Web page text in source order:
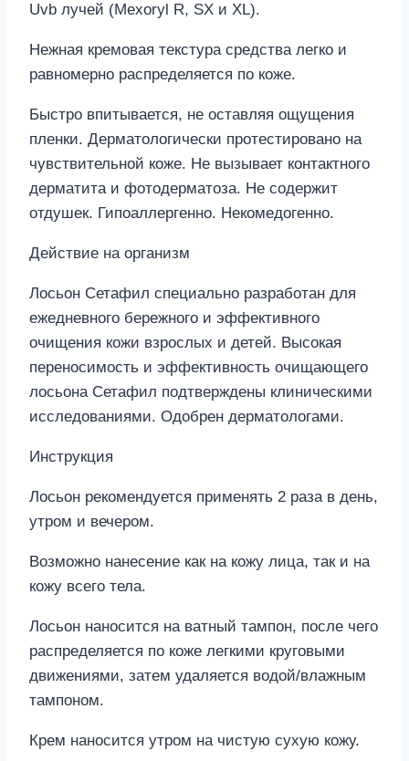
Uvb лучей (Mexoryl R, SX и XL).
Нежная кремовая текстура средства легко и
равномерно распределяется по коже.
Быстро впитывается, не оставляя ощущения
пленки. Дерматологически протестировано на
чувствительной коже. Не вызывает контактного
дерматита и фотодерматоза. Не содержит
отдушек. Гипоаллергенно. Некомедогенно.
Действие на организм
Лосьон Сетафил специально разработан для
ежедневного бережного и эффективного
очищения кожи взрослых и детей. Высокая
переносимость и эффективность очищающего
лосьона Сетафил подтверждены клиническими
исследованиями. Одобрен дерматологами.
Инструкция
Лосьон рекомендуется применять 2 раза в день,
утром и вечером.
Возможно нанесение как на кожу лица, так и на
кожу всего тела.
Лосьон наносится на ватный тампон, после чего
распределяется по коже легкими круговыми
движениями, затем удаляется водой/влажным
тампоном.
Крем наносится утром на чистую сухую кожу.